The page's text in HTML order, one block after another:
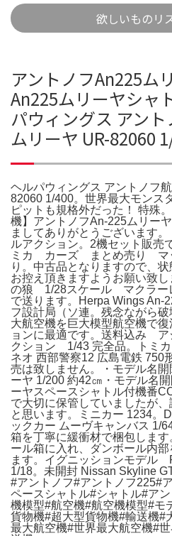
欲しいものリ
アントノフAn225ム
An225ムリーヤシャ
パウィングス アン
ムリーヤ UR-82060
ヘルパウィングス アントノフ
82060 1/400。世界最大モンス
ピットも規格外だった！ 特殊
機】アントノフAn-225ムリー
ましてありがとうございます
ルアクション。2機セット販売
ミカ カーズ まとめ売り マ
り。中古品となりますので、
お控え頂きますようお願い致
の狼 1/28スケール マクラー
で送ります。Herpa Wings An-
フ設計局（ソ連。残念ながら
大航空機を巨大模型航空機で
ョンに最適です。送料込み
クション 1/43 完全品。トミ
ネオ 西部警察12 広島電鉄 750
売は致しません。・モデル名
ーヤ 1/200 約42㎝・モデル名
ーヤスペースシャトル付機番
で大切に保管していましたが
と思います。ミニカー 1234。
ックカー ムーヴキャンバス 1/
箱を丁寧に緩衝材で梱包しま
ール箱に入れ、ダンボール内
ます。イグニッションモデ
1/18。未開封 Nissan Skyline
#アントノフ#アントノフ225#
ペースシャトル#シャトル#ア
機模型#航空機#航空機模型#モ
貨物機#超大型貨物機#輸送機#
最大航空機#世界最大航空機#